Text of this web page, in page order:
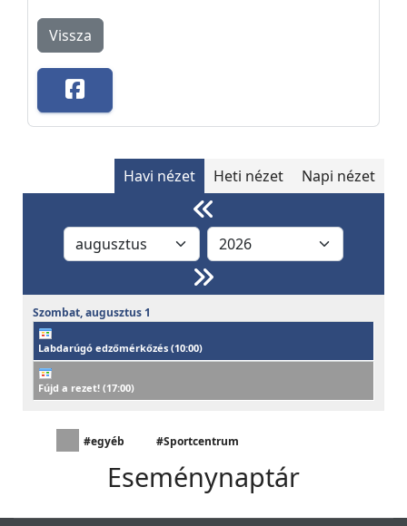
Vissza
Havi nézet Heti nézet Napi nézet
Szombat,augusztus 1
Labdarúgó edzőmérkőzés (10:00)
Fújd a rezet! (17:00)
#egyéb #Sportcentrum
Eseménynaptár